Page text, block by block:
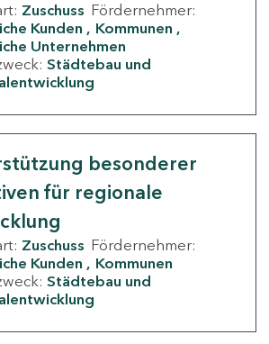
Zuschuss Fördernehmer:
Kunden
Kommunen
Unternehmen
Städtebau und
besonderer
für regionale
Zuschuss Fördernehmer:
Kunden
Kommunen
Städtebau und